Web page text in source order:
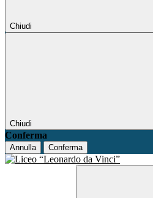
Chiudi
Chiudi
Conferma
Annulla Conferma